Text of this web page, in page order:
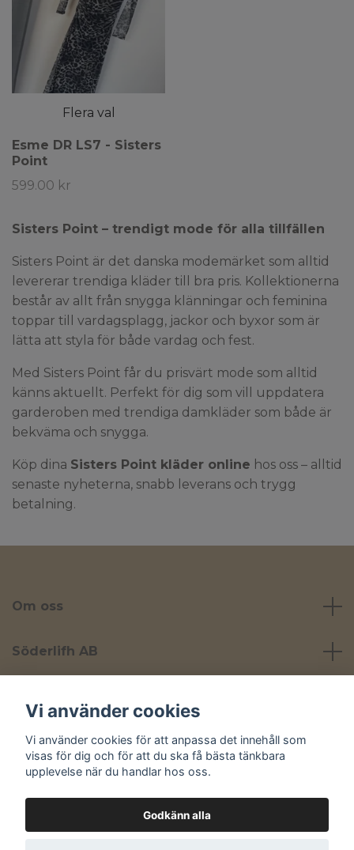
Flera val
Esme DR LS7 - Sisters
Point
599.00 kr
Sisters Point – trendigt mode för alla tillfällen
Sisters Point är det danska modemärket som alltid
levererar trendiga kläder till bra pris. Kollektionerna
består av allt från snygga klänningar och feminina
toppar till vardagsplagg, jackor och byxor som är
lätta att styla för både vardag och fest.
Med Sisters Point får du prisvärt mode som alltid
känns aktuellt. Perfekt för dig som vill uppdatera
garderoben med trendiga damkläder som både är
bekväma och snygga.
Köp dina Sisters Point kläder online hos oss – alltid
senaste nyheterna, snabb leverans och trygg
betalning.
Om oss
Söderlifh AB
Sociala medier
Vi använder cookies
Vi använder cookies för att anpassa det innehåll som
visas för dig och för att du ska få bästa tänkbara
upplevelse när du handlar hos oss.
Godkänn alla